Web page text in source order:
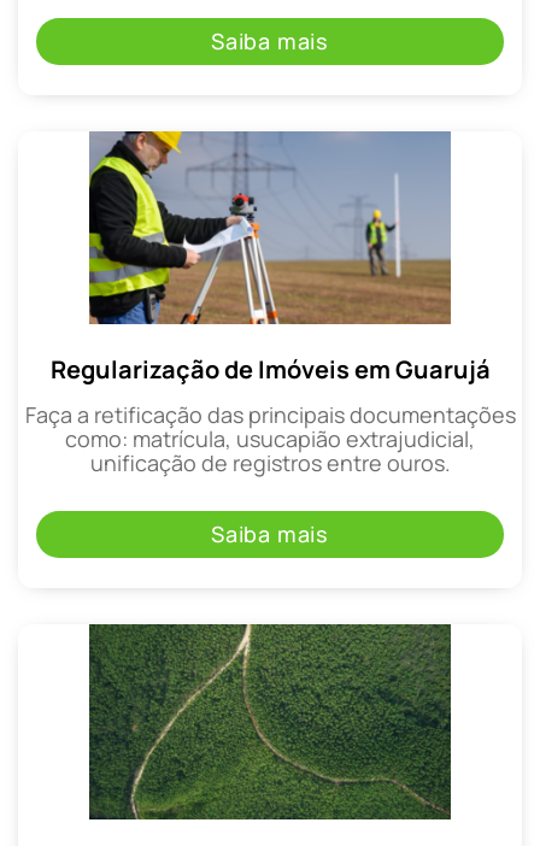
Saiba mais
Regularização de Imóveis em Guarujá
Faça a retificação das principais documentações
como: matrícula, usucapião extrajudicial,
unificação de registros entre ouros.
Saiba mais